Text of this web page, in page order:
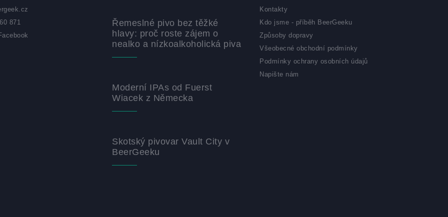
871
Řemeslné pivo bez těžké
hlavy: proč roste zájem o
nealko a nízkoalkoholická piva
Moderní IPAs od Fuerst
Wiacek z Německa
Skotský pivovar Vault City v
BeerGeeku
Kontakty
Kdo jsme - příběh BeerGeeku
Způsoby dopravy
Všeobecné obchodní podmínky
Podmínky ochrany osobních údajů
Napište nám